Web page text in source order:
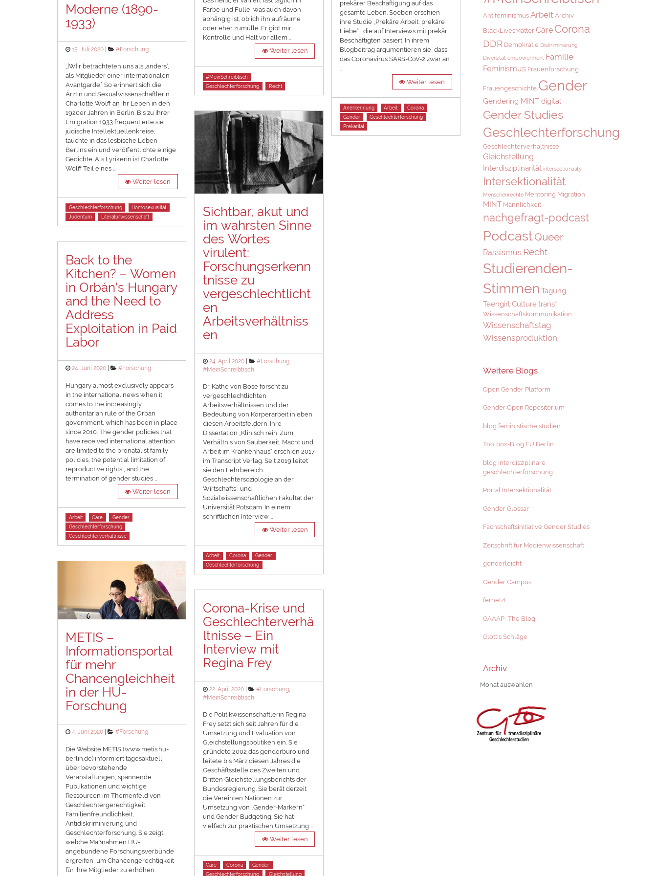
Moderne (1890-
1933)
Posted
15. Juli 2020 Categories
#Forschung
„[W]ir betrachteten uns als ‚anders‘,
als Mitglieder einer internationalen
Avantgarde.“ So erinnert sich die
Ärztin und Sexualwissenschaftlerin
Charlotte Wolff an ihr Leben in den
1920er Jahren in Berlin. Bis zu ihrer
Emigration 1933 frequentierte sie
jüdische Intellektuellenkreise,
tauchte in das lesbische Leben
Berlins ein und veröffentlichte einige
Gedichte. Als Lyrikerin ist Charlotte
Wolff Teil eines …
Weiter lesen
Tags
Geschlechterforschung
Homosexualität
Judentum
Literaturwissenschaft
Back to the
Kitchen? – Women
in Orbán’s Hungary
and the Need to
Address
Exploitation in Paid
Labor
Posted
24. Juni 2020 Categories
#Forschung
Hungary almost exclusively appears
in the international news when it
comes to the increasingly
authoritarian rule of the Orbán
government, which has been in place
since 2010. The gender policies that
have received international attention
are limited to the pronatalist family
policies, the potential limitation of
reproductive rights , and the
termination of gender studies …
Weiter lesen
Tags
Arbeit Care
Gender
Geschlechterforschung
Geschlechterverhältnisse
METIS –
Informationsportal
für mehr
Chancengleichheit
in der HU-
Forschung
Posted
4. Juni 2020 Categories
#Forschung
Die Website METIS (www.metis.hu-
berlin.de) informiert tagesaktuell
über bevorstehende
Veranstaltungen, spannende
Publikationen und wichtige
Ressourcen im Themenfeld von
Geschlechtergerechtigkeit,
Familienfreundlichkeit,
Antidiskriminierung und
Geschlechterforschung. Sie zeigt,
welche Maßnahmen HU-
angebundene Forschungsverbünde
ergreifen, um Chancengerechtigkeit
für ihre Mitglieder zu erhöhen.
Farbe und Fülle, was auch davon
abhängig ist, ob ich ihn aufräume
oder eher zumülle. Er gibt mir
Kontrolle und Halt vor allem …
Weiter lesen
Tags
#MeinSchreibtisch
Geschlechterforschung
Recht
Sichtbar, akut und
im wahrsten Sinne
des Wortes
virulent:
Forschungserkenn
tnisse zu
vergeschlechtlicht
en
Arbeitsverhältniss
en
Posted
on
24. April 2020 Categories
#Forschung,
#MeinSchreibtisch
Dr. Käthe von Bose forscht zu
vergeschlechtlichten
Arbeitsverhältnissen und der
Bedeutung von Körperarbeit in eben
diesen Arbeitsfeldern. Ihre
Dissertation „Klinisch rein: Zum
Verhältnis von Sauberkeit, Macht und
Arbeit im Krankenhaus“ erschien 2017
im Transcript Verlag. Seit 2019 leitet
sie den Lehrbereich
Geschlechtersoziologie an der
Wirtschafts- und
Sozialwissenschaftlichen Fakultät der
Universität Potsdam. In einem
schriftlichen Interview …
Weiter lesen
Tags
Arbeit Corona
Gender
Geschlechterforschung
Corona-Krise und
Geschlechterverhä
ltnisse – Ein
Interview mit
Regina Frey
Posted
on
22. April 2020 Categories
#Forschung,
#MeinSchreibtisch
Die Politikwissenschaftlerin Regina
Frey setzt sich seit Jahren für die
Umsetzung und Evaluation von
Gleichstellungspolitiken ein. Sie
gründete 2002 das genderbüro und
leitete bis März diesen Jahres die
Geschäftsstelle des Zweiten und
Dritten Gleichstellungsberichts der
Bundesregierung. Sie berät derzeit
die Vereinten Nationen zur
Umsetzung von „Gender-Markern“
und Gender Budgeting. Sie hat
vielfach zur praktischen Umsetzung …
Weiter lesen
Tags
Care Corona
Gender
Geschlechterforschung
Gleichstellung
prekärer Beschäftigung auf das
gesamte Leben. Soeben erschien
ihre Studie „Prekäre Arbeit, prekäre
Liebe“ , die auf Interviews mit prekär
Beschäftigten basiert. In ihrem
Blogbeitrag argumentieren sie, dass
das Coronavirus SARS-CoV-2 zwar an
…
Weiter lesen
Tags
Anerkennung Arbeit
Corona
Gender
Geschlechterforschung
Prekarität
Antifeminismus Arbeit Archiv
BlackLivesMatter Care Corona
DDR Demokratie Diskriminierung
Diversität empowerment Familie
Feminismus Frauenforschung
Frauengeschichte Gender
Gendering MINT digital
Gender Studies
Geschlechterforschung
Geschlechterverhältnisse
Gleichstellung
Interdisziplinarität intersectionality
Intersektionalität
Menschenrechte Mentoring Migration
MINT Männlichkeit
nachgefragt-podcast
PodcastQueer
Rassismus Recht
Studierenden-
Stimmen Tagung
Teengirl Culturetrans*
Wissenschaftskommunikation
Wissenschaftstag
Wissensproduktion
Weitere Blogs
Open Gender Platform
Gender Open Repositorium
blog feministische studien
Toolbox-Blog FU Berlin
blog interdisziplinäre
geschlechterforschung
Portal Intersektionalität
Gender Glossar
Fachschaftsinitiative Gender Studies
Zeitschrift für Medienwissenschaft
genderleicht
Gender Campus
fernetzt
GAAAP_The Blog
Glottis Schläge
Archiv
Archiv